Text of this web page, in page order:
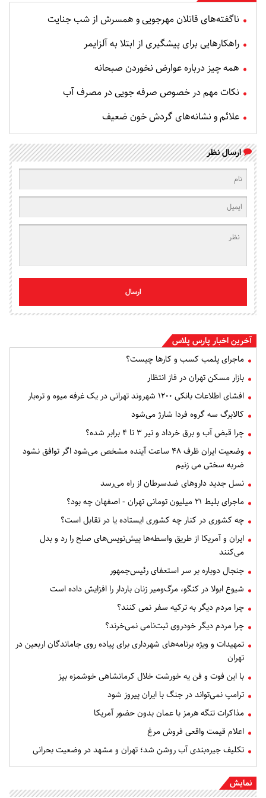
ناگفته‌های قاتلان مهرجویی و همسرش از شب جنایت
راهکارهایی برای پیشگیری از ابتلا به آلزایمر
همه چیز درباره عوارض نخوردن صبحانه
نکات مهم در خصوص صرفه جویی در مصرف آب
علائم و نشانه‌های گردش خون ضعیف
ارسال نظر
ارسال
آخرین اخبار پارس پلاس
ماجرای پلمب کسب و کارها چیست؟
بازار مسکن تهران در فاز انتظار
افشای اطلاعات بانکی ۱۲۰۰ شهروند تهرانی در یک غرفه میوه و تره‌بار
کالابرگ سه گروه فردا شارژ می‌شود
چرا قبض آب و برق خرداد و تیر ۳ تا ۴ برابر شده؟
وضعیت ایران ظرف ۴۸ ساعت آینده مشخص می‌شود اگر توافق نشود
ضربه سختی می زنیم
نسل جدید داروهای ضدسرطان از راه می‌رسد
ماجرای بلیط ۲۱ میلیون تومانی تهران - اصفهان چه بود؟
چه کشوری در کنار چه کشوری ایستاده یا در تقابل است؟
ایران و آمریکا از طریق واسطه‌ها پیش‌نویس‌های صلح را رد و بدل
می‌کنند
جنجال دوباره بر سر استعفای رئیس‌جمهور
شیوع ابولا در کنگو، مرگ‌ومیر زنان باردار را افزایش داده است
چرا مردم دیگر به ترکیه سفر نمی کنند؟
چرا مردم دیگر خودروی ثبت‌نامی نمی‌خرند؟
تمهیدات و ویژه برنامه‌های شهرداری برای پیاده روی جاماندگان اربعین در
تهران
با این فوت و فن یه خورشت خلال کرمانشاهی خوشمزه بپز
ترامپ نمی‌تواند در جنگ با ایران پیروز شود
مذاکرات تنگه هرمز با عمان بدون حضور آمریکا
اعلام قیمت واقعی فروش مرغ
تکلیف جیره‌بندی آب روشن شد؛ تهران و مشهد در وضعیت بحرانی
نمایش